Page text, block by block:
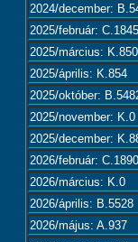
2024/december:
2025/február: C.1845
2025/március: K.850
2025/április: K.854
2025/október:
2025/november: K.0
2025/december:
2026/február: C.1890
2026/március: K.0
2026/április: B.5528
2026/május: A.937